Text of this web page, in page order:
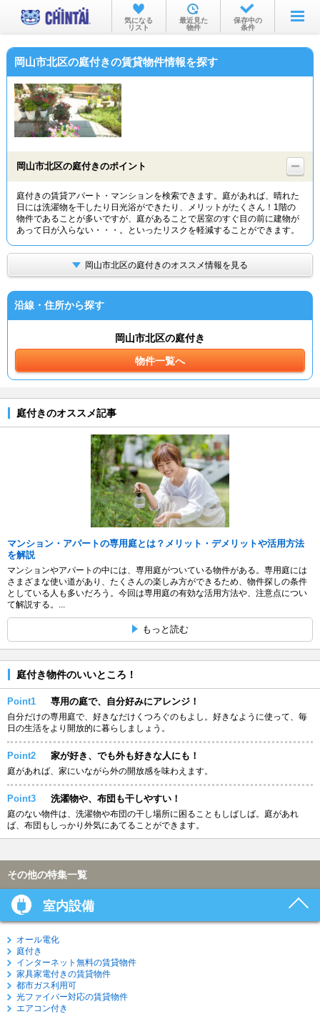
お部屋を探す
沿線・駅から
物件特集から
TOP
気になる
リスト
最近見た
物件
保存中の
条件
岡山市北区の庭付きの賃貸物件情報を探す
岡山市北区の庭付きのポイント
庭付きの賃貸アパート・マンションを検索できます。庭があれば、晴れた
日には洗濯物を干したり日光浴ができたり、メリットがたくさん！1階の
物件であることが多いですが、庭があることで居室のすぐ目の前に建物が
あって日が入らない・・・。といったリスクを軽減することができます。
岡山市北区の庭付きのオススメ情報を見る
沿線・住所から探す
岡山市北区の庭付き
物件一覧へ
庭付きのオススメ記事
マンション・アパートの専用庭とは？メリット・デメリットや活用方法
を解説
マンションやアパートの中には、専用庭がついている物件がある。専用庭には
さまざまな使い道があり、たくさんの楽しみ方ができるため、物件探しの条件
としている人も多いだろう。今回は専用庭の有効な活用方法や、注意点につい
て解説する。...
もっと読む
庭付き物件のいいところ！
Point1 専用の庭で、自分好みにアレンジ！
自分だけの専用庭で、好きなだけくつろぐのもよし。好きなように使って、毎
日の生活をより開放的に暮らしましょう。
Point2 家が好き、でも外も好きな人にも！
庭があれば、家にいながら外の開放感を味わえます。
Point3 洗濯物や、布団も干しやすい！
庭のない物件は、洗濯物や布団の干し場所に困ることもしばしば。庭があれ
ば、布団もしっかり外気にあてることができます。
その他の特集一覧
室内設備
オール電化
庭付き
インターネット無料の賃貸物件
家具家電付きの賃貸物件
都市ガス利用可
光ファイバー対応の賃貸物件
エアコン付き